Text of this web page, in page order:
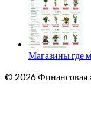
Магазины где
© 2026 Финансовая